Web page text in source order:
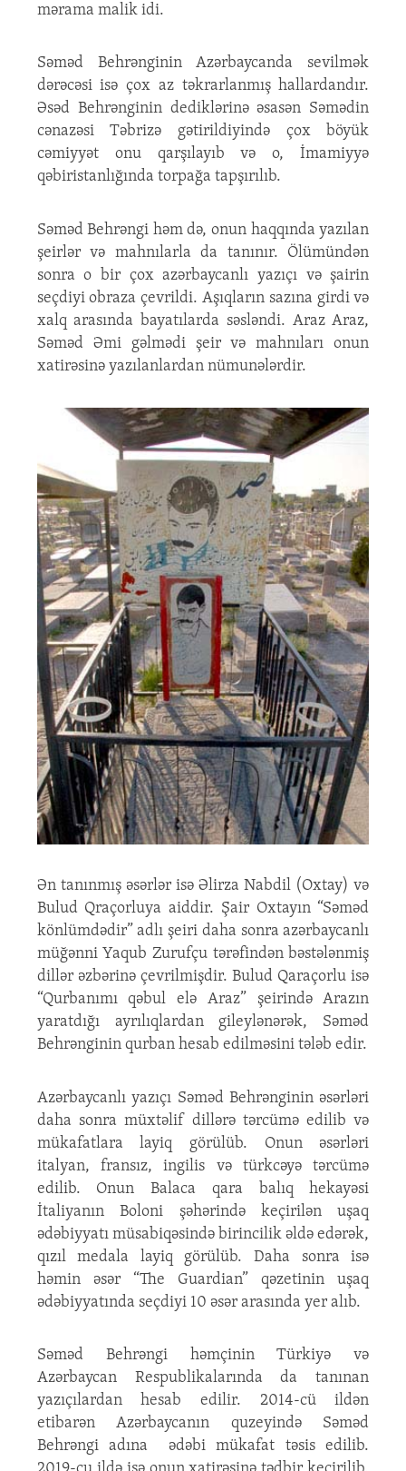
mərama malik idi.
Səməd Behrənginin Azərbaycanda sevilmək
dərəcəsi isə çox az təkrarlanmış hallardandır.
Əsəd Behrənginin dediklərinə əsasən Səmədin
cənazəsi Təbrizə gətirildiyində çox böyük
cəmiyyət onu qarşılayıb və o, İmamiyyə
qəbiristanlığında torpağa tapşırılıb.
Səməd Behrəngi həm də, onun haqqında yazılan
şeirlər və mahnılarla da tanınır. Ölümündən
sonra o bir çox azərbaycanlı yazıçı və şairin
seçdiyi obraza çevrildi. Aşıqların sazına girdi və
xalq arasında bayatılarda səsləndi. Araz Araz,
Səməd Əmi gəlmədi şeir və mahnıları onun
xatirəsinə yazılanlardan nümunələrdir.
Ən tanınmış əsərlər isə Əlirza Nabdil (Oxtay) və
Bulud Qraçorluya aiddir. Şair Oxtayın “Səməd
könlümdədir” adlı şeiri daha sonra azərbaycanlı
müğənni Yaqub Zurufçu tərəfindən bəstələnmiş
dillər əzbərinə çevrilmişdir. Bulud Qaraçorlu isə
“Qurbanımı qəbul elə Araz” şeirində Arazın
yaratdığı ayrılıqlardan gileylənərək, Səməd
Behrənginin qurban hesab edilməsini tələb edir.
Azərbaycanlı yazıçı Səməd Behrənginin əsərləri
daha sonra müxtəlif dillərə tərcümə edilib və
mükafatlara layiq görülüb. Onun əsərləri
italyan, fransız, ingilis və türkcəyə tərcümə
edilib. Onun Balaca qara balıq hekayəsi
İtaliyanın Boloni şəhərində keçirilən uşaq
ədəbiyyatı müsabiqəsində birincilik əldə edərək,
qızıl medala layiq görülüb. Daha sonra isə
həmin əsər “The Guardian” qəzetinin uşaq
ədəbiyyatında seçdiyi 10 əsər arasında yer alıb.
Səməd Behrəngi həmçinin Türkiyə və
Azərbaycan Respublikalarında da tanınan
yazıçılardan hesab edilir. 2014-cü ildən
etibarən Azərbaycanın quzeyində Səməd
Behrəngi adına ədəbi mükafat təsis edilib.